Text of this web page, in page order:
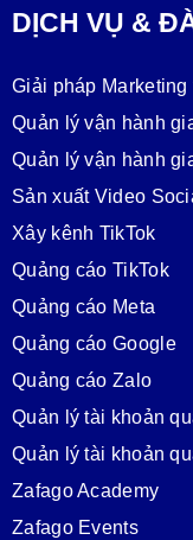
DỊCH VỤ &
Giải pháp Marketing
Quản lý vận hành
Quản lý vận hành
Sản xuất Video
Xây kênh TikTok
Quảng cáo TikTok
Quảng cáo Meta
Quảng cáo Google
Quảng cáo Zalo
Quản lý tài khoản
Quản lý tài khoản
Zafago Academy
Zafago Events